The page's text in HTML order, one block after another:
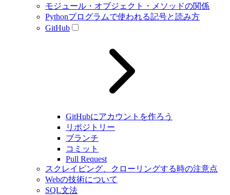
モジュール・オブジェクト・メソッドの関係
Pythonプログラムで使われる記号と読み方
GitHub
GitHubにアカウントを作ろう
リポジトリー
ブランチ
コミット
Pull Request
スクレイピング、クローリングする時の注意点
Webの技術について
SQL文法